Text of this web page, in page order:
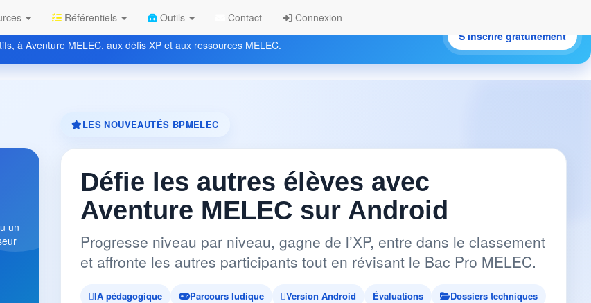
Référentiels Outils Contact Connexion
à Aventure MELEC, aux défis XP et aux ressources MELEC.
S’inscrire gratuitement
un
LES NOUVEAUTÉS BPMELEC
Défie les autres élèves avec
Aventure MELEC sur Android
Progresse niveau par niveau, gagne de l’XP, entre dans le classement
et affronte les autres participants tout en révisant le Bac Pro MELEC.
IA pédagogique Parcours ludique Version Android Évaluations Dossiers techniques